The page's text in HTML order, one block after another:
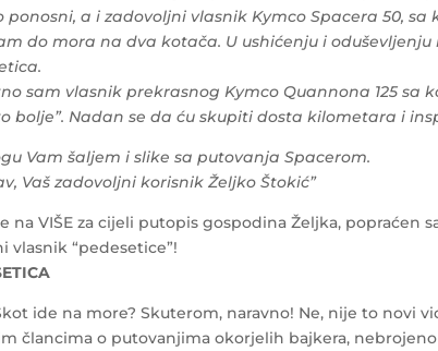
ponosni, a i zadovoljni vlasnik Kymco Spacera 50,
do mora na dva kotača. U ushićenju i
sam vlasnik prekrasnog Kymco Quannona 125
bolje”. Nadan se da ću skupiti dosta kilometara i
Vam šaljem i slike sa putovanja Spacerom.
Vaš zadovoljni korisnik Željko Štokić”
na VIŠE za cijeli putopis gospodina Željka, popraćen
vlasnik “pedesetice”!
ide na more? Skuterom, naravno! Ne, nije to novi
člancima o putovanjima okorjelih bajkera,